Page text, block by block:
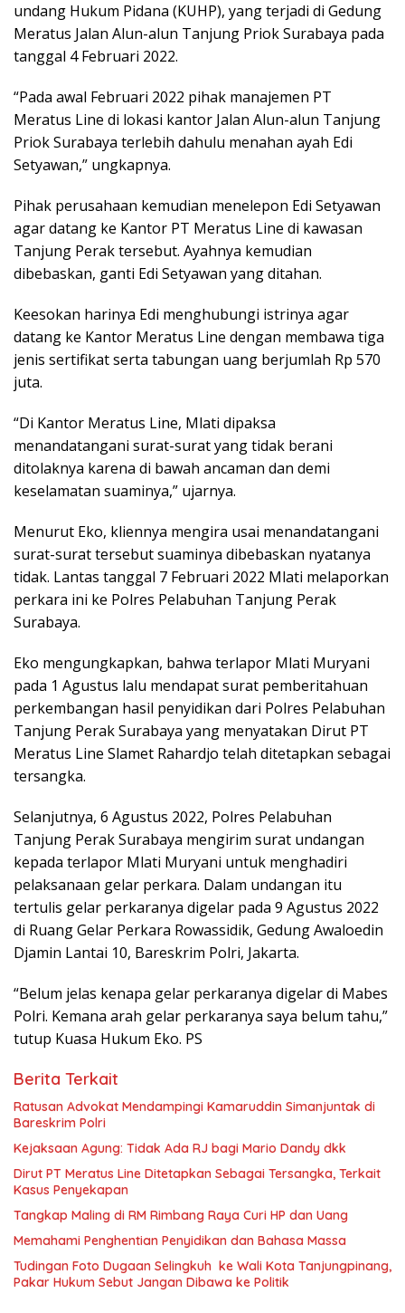
undang Hukum Pidana (KUHP), yang terjadi di Gedung
Meratus Jalan Alun-alun Tanjung Priok Surabaya pada
tanggal 4 Februari 2022.
“Pada awal Februari 2022 pihak manajemen PT
Meratus Line di lokasi kantor Jalan Alun-alun Tanjung
Priok Surabaya terlebih dahulu menahan ayah Edi
Setyawan,” ungkapnya.
Pihak perusahaan kemudian menelepon Edi Setyawan
agar datang ke Kantor PT Meratus Line di kawasan
Tanjung Perak tersebut. Ayahnya kemudian
dibebaskan, ganti Edi Setyawan yang ditahan.
Keesokan harinya Edi menghubungi istrinya agar
datang ke Kantor Meratus Line dengan membawa tiga
jenis sertifikat serta tabungan uang berjumlah Rp 570
juta.
“Di Kantor Meratus Line, Mlati dipaksa
menandatangani surat-surat yang tidak berani
ditolaknya karena di bawah ancaman dan demi
keselamatan suaminya,” ujarnya.
Menurut Eko, kliennya mengira usai menandatangani
surat-surat tersebut suaminya dibebaskan nyatanya
tidak. Lantas tanggal 7 Februari 2022 Mlati melaporkan
perkara ini ke Polres Pelabuhan Tanjung Perak
Surabaya.
Eko mengungkapkan, bahwa terlapor Mlati Muryani
pada 1 Agustus lalu mendapat surat pemberitahuan
perkembangan hasil penyidikan dari Polres Pelabuhan
Tanjung Perak Surabaya yang menyatakan Dirut PT
Meratus Line Slamet Rahardjo telah ditetapkan sebagai
tersangka.
Selanjutnya, 6 Agustus 2022, Polres Pelabuhan
Tanjung Perak Surabaya mengirim surat undangan
kepada terlapor Mlati Muryani untuk menghadiri
pelaksanaan gelar perkara. Dalam undangan itu
tertulis gelar perkaranya digelar pada 9 Agustus 2022
di Ruang Gelar Perkara Rowassidik, Gedung Awaloedin
Djamin Lantai 10, Bareskrim Polri, Jakarta.
“Belum jelas kenapa gelar perkaranya digelar di Mabes
Polri. Kemana arah gelar perkaranya saya belum tahu,”
tutup Kuasa Hukum Eko. PS
Berita Terkait
Ratusan Advokat Mendampingi Kamaruddin Simanjuntak di
Bareskrim Polri
Kejaksaan Agung: Tidak Ada RJ bagi Mario Dandy dkk
Dirut PT Meratus Line Ditetapkan Sebagai Tersangka, Terkait
Kasus Penyekapan
Tangkap Maling di RM Rimbang Raya Curi HP dan Uang
Memahami Penghentian Penyidikan dan Bahasa Massa
Tudingan Foto Dugaan Selingkuh ke Wali Kota Tanjungpinang,
Pakar Hukum Sebut Jangan Dibawa ke Politik